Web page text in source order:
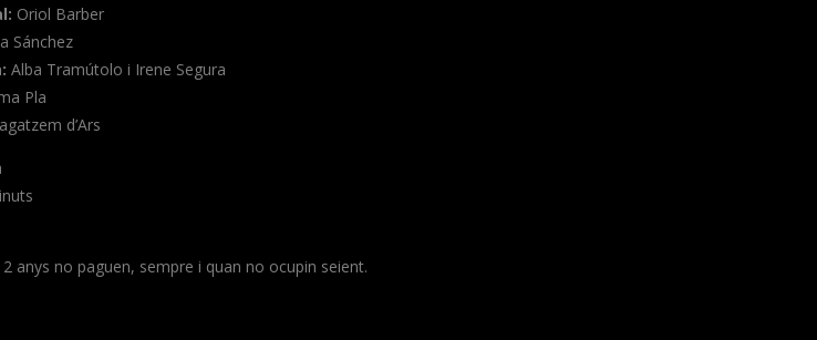
Oriol Barber
Sánchez
Alba Tramútolo i Irene Segura
Pla
d’Ars
anys no paguen, sempre i quan no ocupin seient.